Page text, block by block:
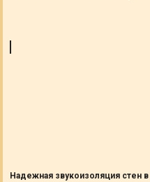
Надежная звукоизоляция стен в